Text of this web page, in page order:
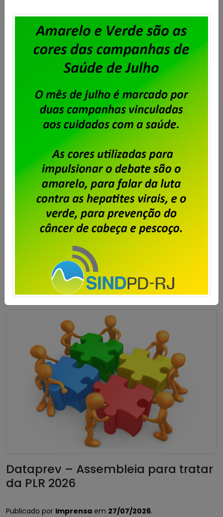
Dataprev: trabalhadores do RJ
aprovam proposta da PLR 2026
Publicado porImprensaem31/07/2026 .
Em assembleia realizada ontem, 30 de julho, na sede
do Sindpd-RJ, os trabalhadores e trabalhadoras da
Dataprev aprovaram a proposta de pagamento da
PLR 2026. Foi aprovada também a cobrança de 6%
de Contribuição para Custeio Sindical sobre a PLR
oposição por parte daqueles que não […]
Saiba mais
Dataprev – Assembleia para tratar
da PLR 2026
Publicado por Imprensa em 27/07/2026.